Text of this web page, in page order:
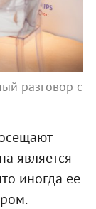
разговор с
является
иногда ее